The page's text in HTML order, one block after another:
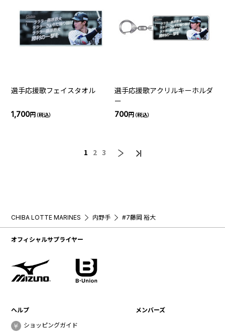
選手応援歌フェイスタオル
1,700円（税込）
選手応援歌アクリルキーホルダ
ー
700円（税込）
1 2 3
CHIBA LOTTE MARINES 内野手 #7藤岡 裕大
オフィシャルサプライヤー
ヘルプ
ショッピングガイド
メンバーズ